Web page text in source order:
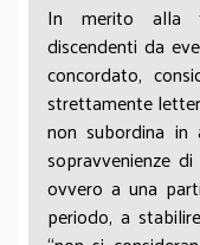
n. 201/2022
anche in una
Nel condividere
dai Colleghi che
proviamo ad
di possibile
anzitutto dalla
In merito alla
discendenti da
concordato,
strettamente
non subordina in
sopravvenienze
ovvero a una
periodo, a